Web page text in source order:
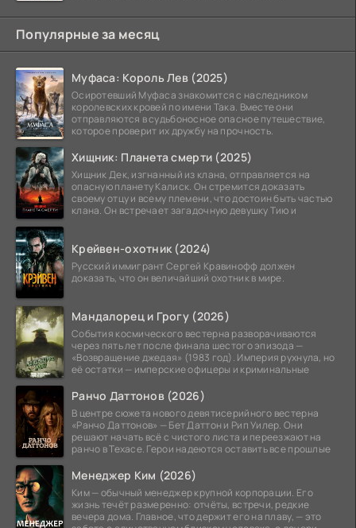
Популярные за месяц
Муфаса: Король Лев (2025)
Осиротевший Муфаса знакомится с наследником
королевских кровей по имени Така. Вместе они
отправляются в судьбоносное опасное путешествие,
которое проверит их дружбу на прочность.
Хищник: Планета смерти (2025)
Хищник Дек, изгнанный из клана, отправляется на
опасную планету Калиск. Он стремится доказать
своему отцу и всему племени, что достоин быть частью
клана. Он встречает загадочную девушку Тию и
Крейвен-охотник (2024)
Русский иммигрант Сергей Кравинофф должен
доказать, что он величайший охотник в мире.
Мандалорец и Грогу (2026)
События космического вестерна разворачиваются
через пять лет после финала шестого эпизода —
«Возвращение джедая» (1983 год). Империя рухнула, но
её остатки — имперские офицеры и криминальные
Ранчо Даттонов (2026)
В центре сюжета нового девятисерийного вестерна
«Ранчо Даттонов» — Бет Даттон и Рип Уилер. Они
решают начать всё с чистого листа и переезжают на
ранчо в Техасе. Герои надеются оставить все прошлые
Менеджер Ким (2026)
Ким — обычный менеджер крупной корпорации. Его
жизнь течёт размеренно: отчёты, встречи, редкие
вечера дома. Главное, что держит его на плаву, — это